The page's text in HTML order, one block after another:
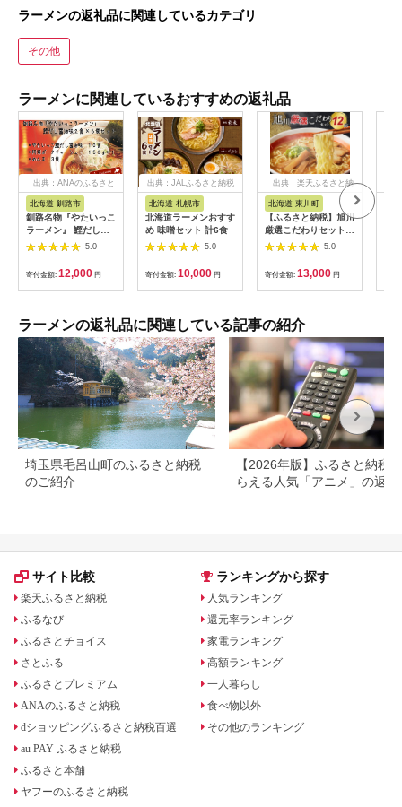
ラーメンの返礼品に関連しているカテゴリ
その他
ラーメンに関連しているおすすめの返礼品
出典：ANAのふるさと
北海道 釧路市
釧路名物『やたいっこ
ラーメン』 鰹だし醤
油味2食×5袋セット
ふるさと納税 ラーメ
ン F4F-1105
5.0
寄付金額: 12,000 円
出典：JALふるさと納税
北海道 札幌市
北海道ラーメンおすす
め 味噌セット 計6食
5.0
寄付金額: 10,000 円
出典：楽天ふるさと納
北海道 東川町
【ふるさと納税】旭川
厳選こだわりセット
12食（旭川名店ラー
メン詰合せ）
5.0
寄付金額: 13,000 円
ラーメンの返礼品に関連している記事の紹介
埼玉県毛呂山町のふるさと納税
のご紹介
【2026年版】ふるさと納税
らえる人気「アニメ」の返礼
サイト比較
楽天ふるさと納税
ふるなび
ふるさとチョイス
さとふる
ふるさとプレミアム
ANAのふるさと納税
dショッピングふるさと納税百選
au PAY ふるさと納税
ふるさと本舗
ヤフーのふるさと納税
ランキングから探す
人気ランキング
還元率ランキング
家電ランキング
高額ランキング
一人暮らし
食べ物以外
その他のランキング